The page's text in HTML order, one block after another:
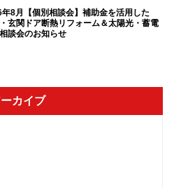
8月【個別相談会】補助金を活用した
・玄関ドア断熱リフォーム＆太陽光・蓄電
談会のお知らせ
カイブ